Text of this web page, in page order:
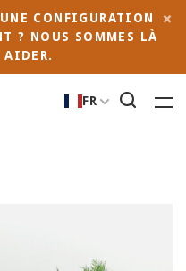
CONFIGURATION
? NOUS SOMMES LÀ
AIDER.
FR